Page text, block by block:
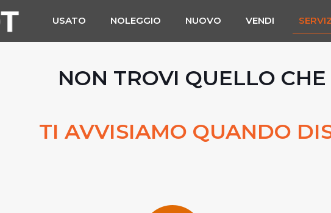
USATO NOLEGGIO NUOVO VENDI
NON TROVI QUELLO CHE
TI AVVISIAMO QUANDO